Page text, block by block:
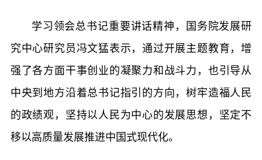
学习领会总书记重要讲话精神，国务院发展研
究中心研究员冯文猛表示，通过开展主题教育，增
强了各方面干事创业的凝聚力和战斗力，也引导从
中央到地方沿着总书记指引的方向，树牢造福人民
的政绩观，坚持以人民为中心的发展思想，坚定不
移以高质量发展推进中国式现代化。